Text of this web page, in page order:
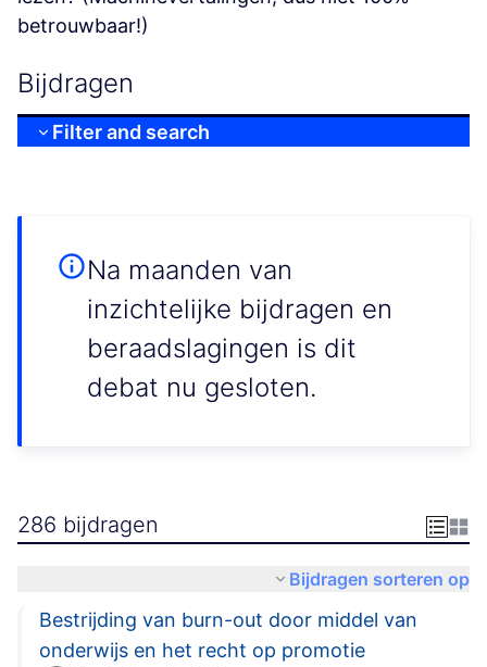
betrouwbaar!)
Bijdragen
Filter and search
Na maanden van
inzichtelijke bijdragen en
beraadslagingen is dit
debat nu gesloten.
286 bijdragen
Bijdragen sorteren op
Bestrijding van burn-out door middel van
onderwijs en het recht op promotie